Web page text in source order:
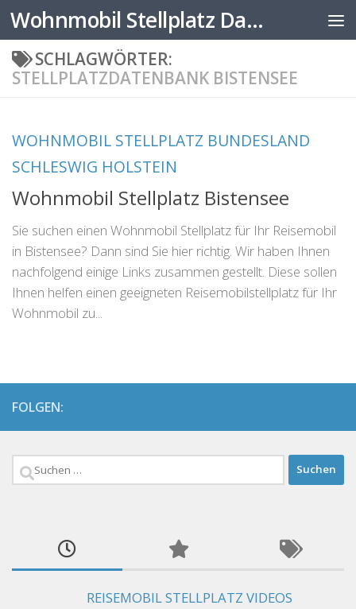
Zum Inhalt springen Wohnmobil Stellplatz Datenbank
SCHLAGWÖRTER:
STELLPLATZDATENBANK BISTENSEE
WOHNMOBIL STELLPLATZ BUNDESLAND
SCHLESWIG HOLSTEIN
Wohnmobil Stellplatz Bistensee
Sie suchen einen Wohnmobil Stellplatz für Ihr Reisemobil
in Bistensee? Dann sind Sie hier richtig. Wir haben Ihnen
nachfolgend einige Links zusammen gestellt. Diese sollen
Ihnen helfen einen geeigneten Reisemobilstellplatz für Ihr
Wohnmobil zu...
FOLGEN:
Suchen
REISEMOBIL STELLPLATZ VIDEOS